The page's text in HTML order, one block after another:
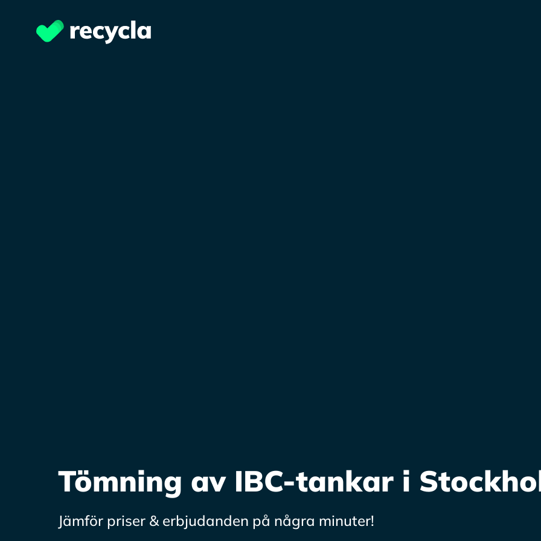
Tömning av IBC-tankar i
Jämför priser & erbjudanden på några minuter!